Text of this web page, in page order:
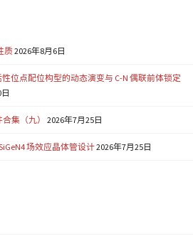
质2026年8月6日
位点配位构型的动态演变与 C-N 偶联前体锁定
集（九） 2026年7月25日
场效应晶体管设计2026年7月25日